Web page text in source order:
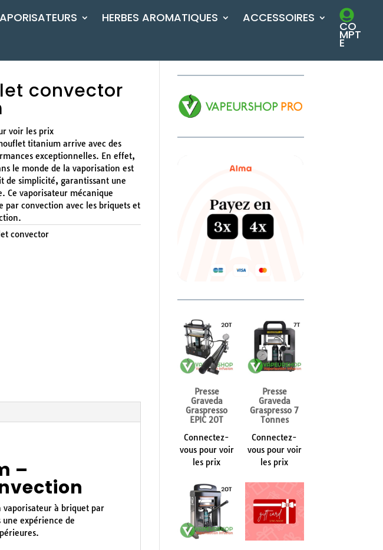
HERBES AROMATIQUES ACCESSOIRES
CO
MPT
E
convector
voir les prix
titanium arrive avec des
exceptionnelles. En effet,
le monde de la vaporisation est
de simplicité, garantissant une
Ce vaporisateur mécanique
par convection avec les briquets et
convector
–
vaporisateur à briquet par
expérience de
Presse
Graveda
Graspresso
EPIC 20T
Connectez-
vous pour voir
les prix
Presse
Graveda
Graspresso 7
Tonnes
Connectez-
vous pour voir
les prix